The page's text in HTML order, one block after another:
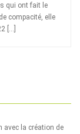
qui ont fait le
compacité, elle
[…]
avec la création de